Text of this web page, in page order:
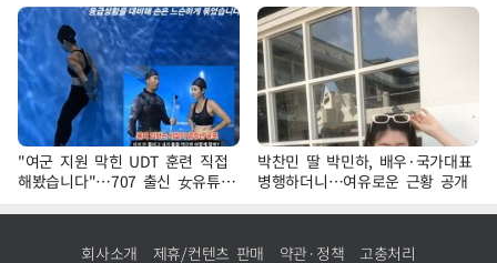
"여군 지원 막힌 UDT 훈련 직접
해봤습니다"…707 출신 女유튜버
'완벽 소화'
박찬민 딸 박민하, 배우·국가대표
병행하더니…여유로운 근황 공개
회사소개 제휴/컨텐츠 판매 약관·정책 고충처리